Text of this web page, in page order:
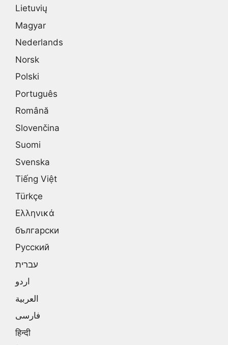
Lietuvių
Magyar
Nederlands
Norsk
Polski
Português
Română
Slovenčina
Suomi
Svenska
Tiếng Việt
Türkçe
Ελληνικά
български
Русский
עברית
اردو
العربية
فارسی
हिन्दी